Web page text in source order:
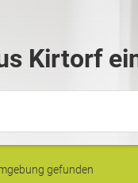
Kirtorf
gefunden